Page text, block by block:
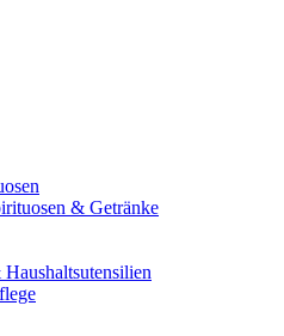
& Getränke